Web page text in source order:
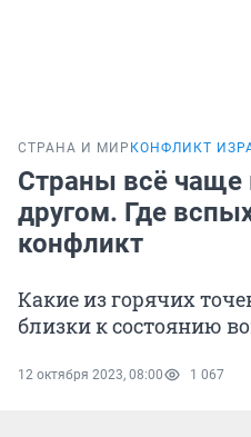
СТРАНА И МИР КОНФЛИКТ
Страны всё чаще
другом. Где
конфликт
Какие из горячих
близки к состоянию
12 октября 2023, 08:00 1 067